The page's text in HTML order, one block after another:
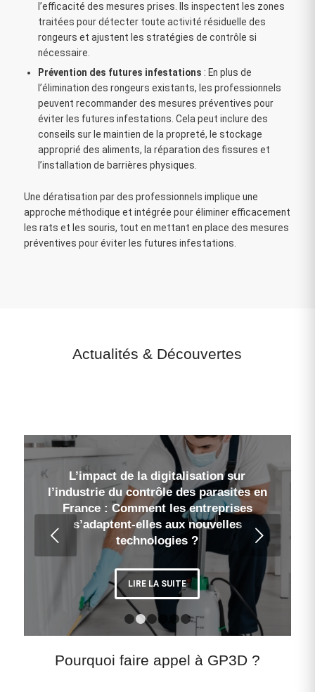
l’efficacité des mesures prises. Ils inspectent les zones
traitées pour détecter toute activité résiduelle des
rongeurs et ajustent les stratégies de contrôle si
nécessaire.
Prévention des futures infestations : En plus de
l’élimination des rongeurs existants, les professionnels
peuvent recommander des mesures préventives pour
éviter les futures infestations. Cela peut inclure des
conseils sur le maintien de la propreté, le stockage
approprié des aliments, la réparation des fissures et
l’installation de barrières physiques.
Une dératisation par des professionnels implique une
approche méthodique et intégrée pour éliminer efficacement
les rats et les souris, tout en mettant en place des mesures
préventives pour éviter les futures infestations.
Actualités& Découvertes
L’impact de la digitalisation sur
l’industrie du contrôle des parasites en
France : Comment les entreprises
s’adaptent-elles aux nouvelles
technologies ?
LIRE LA SUITE
Suivant
1 3 6
Pourquoi faire appel à GP3D ?